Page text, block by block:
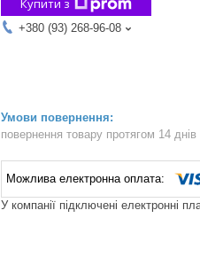
Купити з
+380 (93) 268-96-08
повернення товару протягом 14 днів
У компанії підключені електронні